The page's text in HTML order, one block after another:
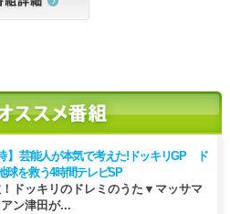
】 芸能人が本気で考えた!ドッキリGP ド
球を救う4時間テレビSP
ドッキリのドレミのうた▼マッサマ
ン津田が...